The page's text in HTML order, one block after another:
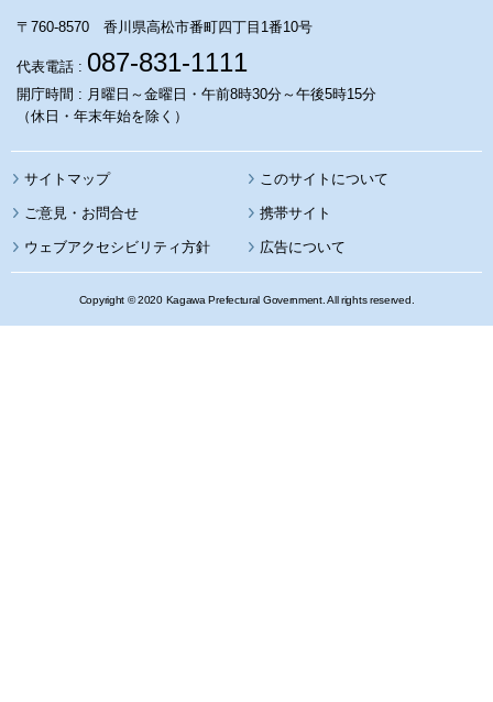
〒760-8570 香川県高松市番町四丁目1番10号
代表電話 : 087-831-1111
開庁時間 : 月曜日～金曜日・午前8時30分～午後5時15分
（休日・年末年始を除く）
サイトマップ このサイトについて
携帯サイト
ウェブアクセシビリティ方針 広告について
Copyright © 2020 Kagawa Prefectural Government. All rights reserved.